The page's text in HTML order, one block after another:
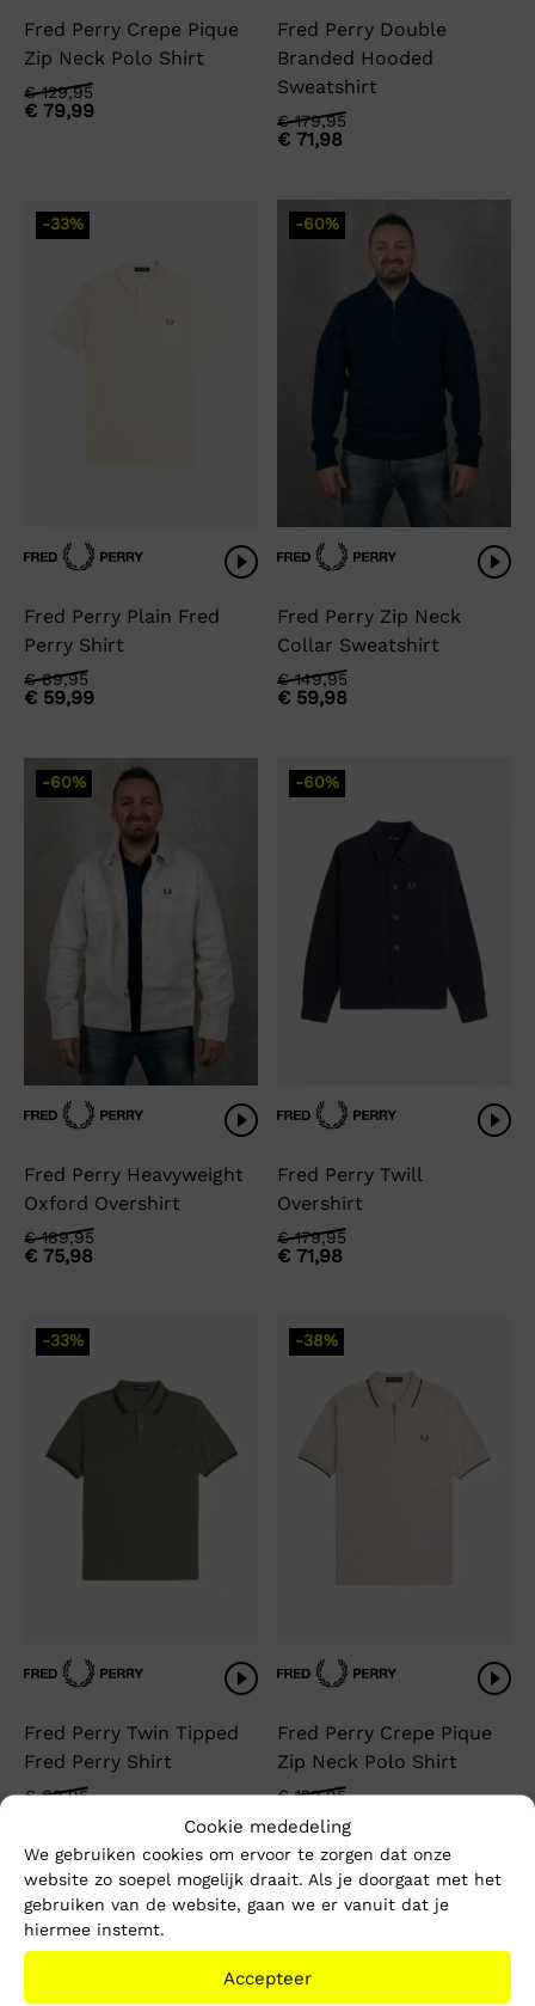
Cookie mededeling
We gebruiken cookies om ervoor te zorgen dat onze
website zo soepel mogelijk draait. Als je doorgaat met het
gebruiken van de website, gaan we er vanuit dat je
hiermee instemt.
Accepteer
Fred Perry Crepe Pique
Zip Neck Polo Shirt
€129,95
Oorspronkelijke
prijs
€ 79,99
Huidige
prijs
Fred Perry Double
Branded Hooded
Sweatshirt
€179,95
Oorspronkelijke
prijs
€ 71,98
Huidige
prijs
-33%
Fred Perry Plain Fred
Perry Shirt
€89,95
Oorspronkelijke
prijs
€ 59,99
Huidige
prijs
-60%
Fred Perry Zip Neck
Collar Sweatshirt
€149,95
Oorspronkelijke
prijs
€ 59,98
Huidige
prijs
-60%
Fred Perry Heavyweight
Oxford Overshirt
€189,95
Oorspronkelijke
prijs
€ 75,98
Huidige
prijs
-60%
Fred Perry Twill
Overshirt
€179,95
Oorspronkelijke
prijs
€ 71,98
Huidige
prijs
-33%
Fred Perry Twin Tipped
Fred Perry Shirt
€89,95
Oorspronkelijke
€ 89,95.
Huidige
€ 59,99.
-38%
Fred Perry Crepe Pique
Zip Neck Polo Shirt
€129,95
Oorspronkelijke
prijs
€ 129,95.
€ 79,99
Huidige
prijs
€ 79,99.
-60% -38%